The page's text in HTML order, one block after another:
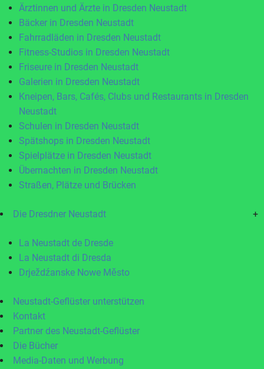
Ärztinnen und Ärzte in Dresden Neustadt
Bäcker in Dresden Neustadt
Fahrradläden in Dresden Neustadt
Fitness-Studios in Dresden Neustadt
Friseure in Dresden Neustadt
Galerien in Dresden Neustadt
Kneipen, Bars, Cafés, Clubs und Restaurants in Dresden
Neustadt
Schulen in Dresden Neustadt
Spätshops in Dresden Neustadt
Spielplätze in Dresden Neustadt
Übernachten in Dresden Neustadt
Straßen, Plätze und Brücken
Die Dresdner Neustadt +
La Neustadt de Dresde
La Neustadt di Dresda
Drježdźanske Nowe Město
Neustadt-Geflüster unterstützen
Kontakt
Partner des Neustadt-Geflüster
Die Bücher
Media-Daten und Werbung